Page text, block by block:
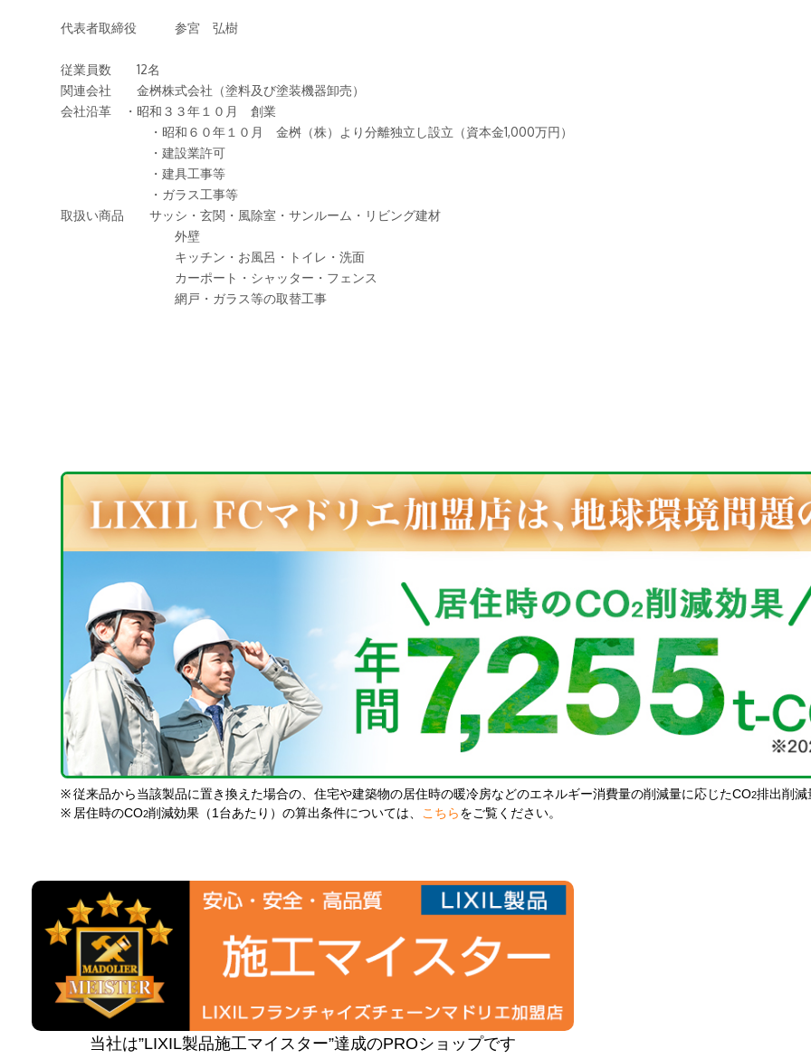
※ 従来品から当該製品に置き換えた場合の、住宅や建築物の居住時の暖冷房などのエネルギー消費量の削減量に応じたCO2排出削減
※ 居住時のCO2削減効果（1台あたり）の算出条件については、 こちら をご覧ください。
当社は”LIXIL製品施工マイスター”達成のPROショップです